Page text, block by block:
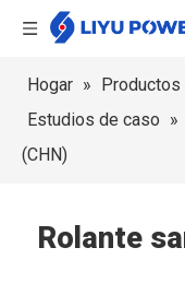
Hogar »
Estudios de caso »
(CHN)
Rolante